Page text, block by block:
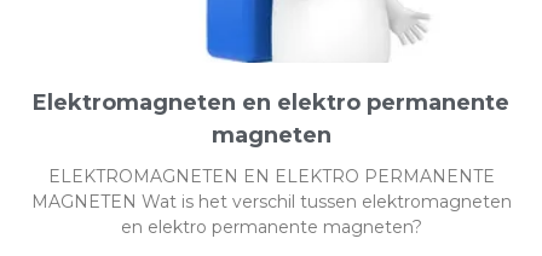
Elektromagneten en elektro permanente
magneten
ELEKTROMAGNETEN EN ELEKTRO PERMANENTE
MAGNETEN Wat is het verschil tussen elektromagneten
en elektro permanente magneten?